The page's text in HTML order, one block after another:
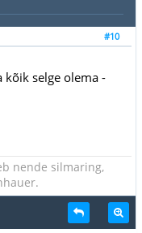
#10
kõik selge olema -
nende silmaring,